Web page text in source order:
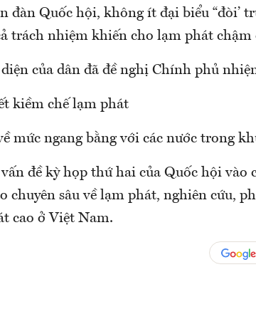
đàn Quốc hội, không ít đại biểu “đòi’
trách nhiệm khiến cho lạm phát chậm
của dân đã đề nghị Chính phủ
kiềm chế lạm phát
mức ngang bằng với các nước trong
đề kỳ họp thứ hai của Quốc hội vào
chuyên sâu về lạm phát, nghiên cứu,
cao ở Việt Nam.